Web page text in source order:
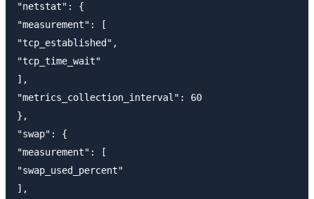
"netstat": {
"measurement": [
"tcp_established",
"tcp_time_wait"
],
"metrics_collection_interval": 60
},
"swap": {
"measurement": [
"swap_used_percent"
],